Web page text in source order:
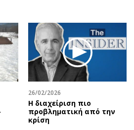
26/02/2026
Η διαχείριση πιο
προβληματική από την
κρίση